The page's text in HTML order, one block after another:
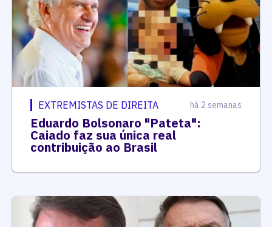
EXTREMISTAS DE DIREITA há 2 semanas
Eduardo Bolsonaro "Pateta":
Caiado faz sua única real
contribuição ao Brasil